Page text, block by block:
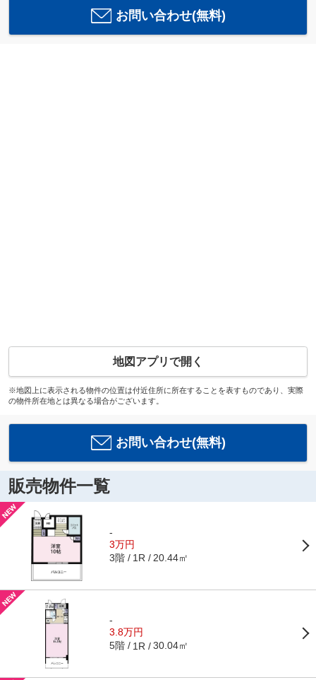
お問い合わせ(無料)
地図アプリで開く
※地図上に表示される物件の位置は付近住所に所在することを表すものであり、実際
の物件所在地とは異なる場合がございます。
お問い合わせ(無料)
販売物件一覧
-
3万円
3階 1R 20.44㎡
-
3.8万円
5階 1R 30.04㎡